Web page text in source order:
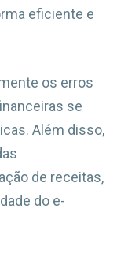
eficiente e
os erros
se
Além disso,
de receitas,
do e-